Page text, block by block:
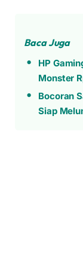
Baca Juga
HP
Monster
Bocoran
Siap